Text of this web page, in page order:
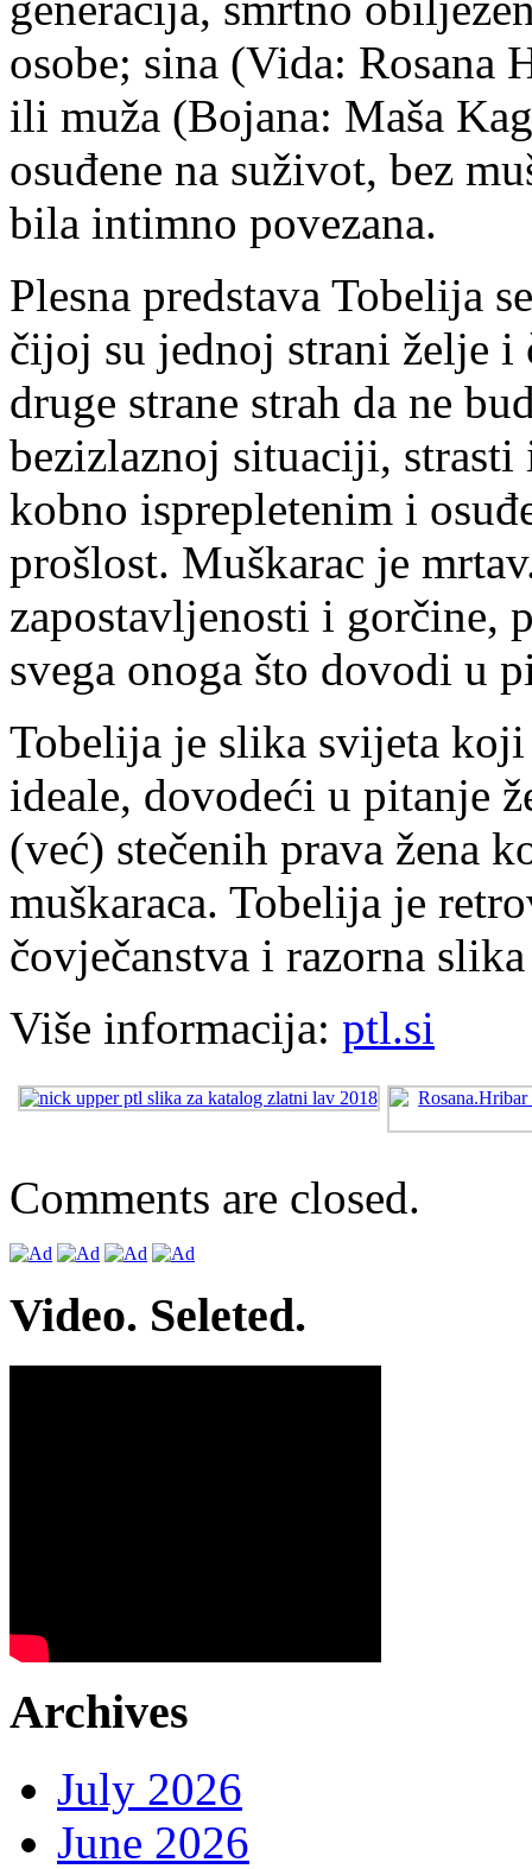
osobe; sina (Vida: Rosana
ili muža (Bojana: Maša
osuđene na suživot, bez
bila intimno povezana.
Plesna predstava Tobelija
čijoj su jednoj strani želje i
druge strane strah da ne
bezizlaznoj situaciji,
kobno isprepletenim i
prošlost. Muškarac je
zapostavljenosti i gorčine,
svega onoga što dovodi u
Tobelija je slika svijeta
ideale, dovodeći u pitanje
(već) stečenih prava žena
muškaraca. Tobelija je
čovječanstva i razorna
Više informacija: ptl.si
Comments are closed.
Video. Seleted.
Archives
July 2026
June 2026